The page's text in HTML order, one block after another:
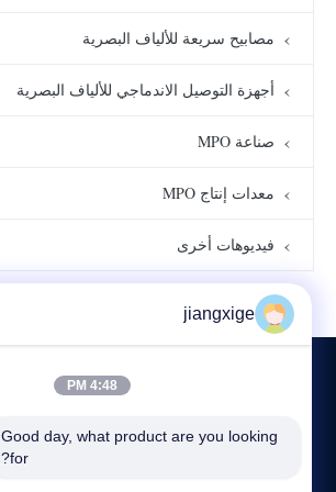
مصابيح سريعة للألياف البصرية
أجهزة التوصيل الاندماجي للألياف البصرية
صناعة MPO
معدات إنتاج MPO
فيديوهات أخرى
jiangxige
4:48 PM
Good day, what product are you looking
for?